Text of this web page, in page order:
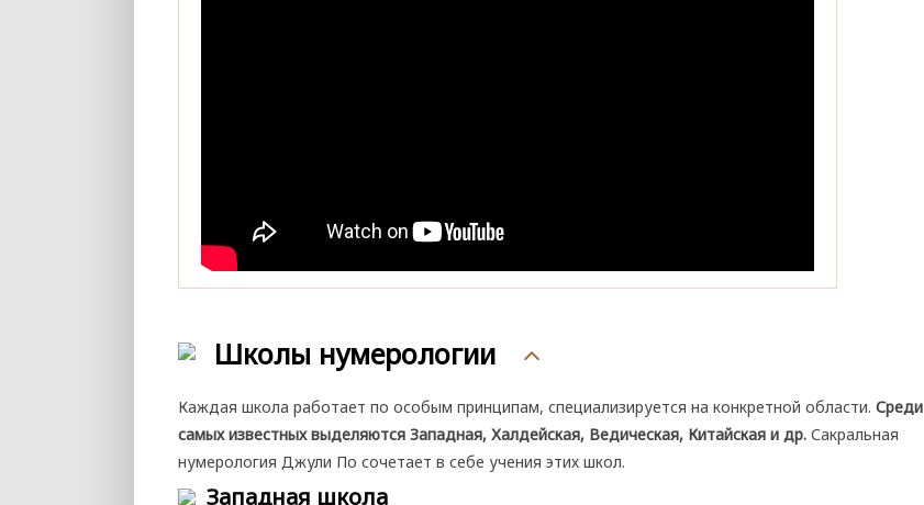
Школы нумерологии
Каждая школа работает по особым принципам, специализируется на конкретной области. Среди
самых известных выделяются Западная, Халдейская, Ведическая, Китайская и др. Сакральная
нумерология Джули По сочетает в себе учения этих школ.
Западная школа